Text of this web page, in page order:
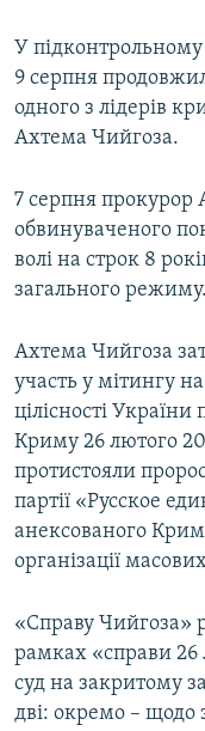
У
9 серпня
одного з лідерів
Ахтема Чийгоза.
7 серпня прокурор
обвинуваченого
волі на строк 8
загального режиму.
Ахтема Чийгоза
участь у мітингу
цілісності
Криму 26 лютого
протистояли
партії «Русское
анексованого
організації
«Справу Чийгоза»
рамках «справи 26
суд на закритому
дві: окремо – щодо